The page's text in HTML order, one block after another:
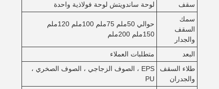
سقف
لوحة ساندويتش لوحة فولاذية واحدة
سمك
السقف
والجدار
حوالي 50ملم 75ملم 100ملم 120ملم
150ملم 200ملم
البعد
متطلبات العملاء
طلاء السقف
والجدران
EPS ، الصوف الزجاجي ، الصوف الصخري ،
PU